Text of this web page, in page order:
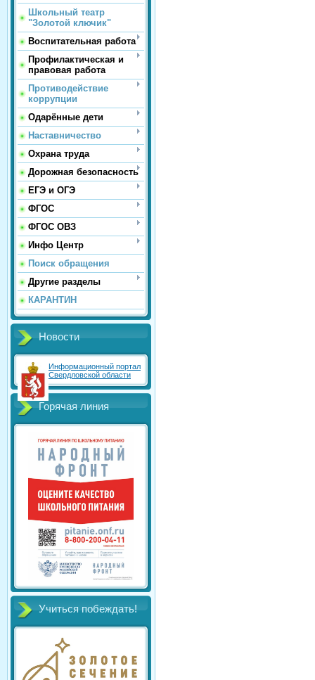
Школьный театр
"Золотой ключик"
Воспитательная работа
Профилактическая и
правовая работа
Противодействие
коррупции
Одарённые дети
Наставничество
Охрана труда
Дорожная безопасность
ЕГЭ и ОГЭ
ФГОС
ФГОС ОВЗ
Инфо Центр
Поиск обращения
Другие разделы
КАРАНТИН
Новости
Информационный портал
Свердловской области
Горячая линия
Учиться побеждать!